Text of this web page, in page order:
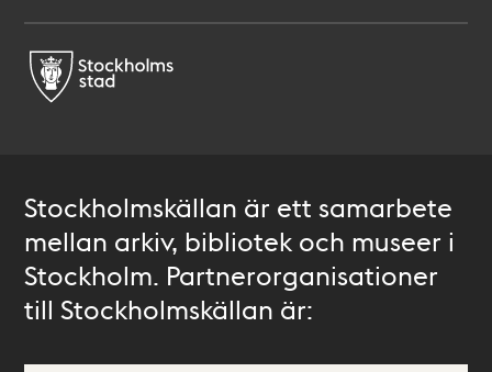
Stockholmskällan är ett samarbete
mellan arkiv, bibliotek och museer i
Stockholm. Partnerorganisationer
till Stockholmskällan är: